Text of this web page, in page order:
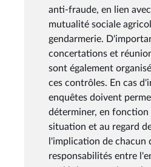
anti-fraude, en lien
mutualité sociale
gendarmerie.
concertations et
sont également
ces contrôles. En cas
enquêtes doivent
déterminer, en fonction
situation et au regard
l'implication de chacun
responsabilités entre